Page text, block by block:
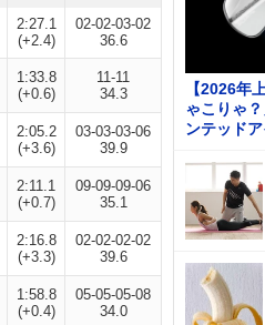
2:27.1
(+2.4)
02-02-03-02
36.6
1:33.8
(+0.6)
11-11
34.3
2:05.2
(+3.6)
03-03-03-06
39.9
2:11.1
(+0.7)
09-09-09-06
35.1
2:16.8
(+3.3)
02-02-02-02
39.6
1:58.8
(+0.4)
05-05-05-08
34.0
【2026年
ゃこりゃ
ンテッド